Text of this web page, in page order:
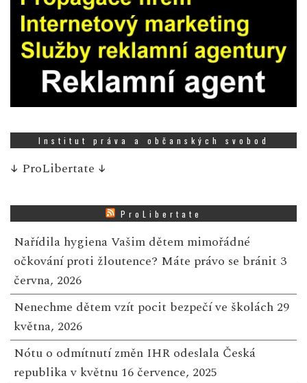
Institut práva a občanských svobod
↓ ProLibertate ↓
ProLibertate
Nařídila hygiena Vašim dětem mimořádné
očkování proti žloutence? Máte právo se bránit 3
června, 2026
Nenechme dětem vzít pocit bezpečí ve školách 29
května, 2026
Nótu o odmítnutí změn IHR odeslala Česká
republika v květnu 16 července, 2025